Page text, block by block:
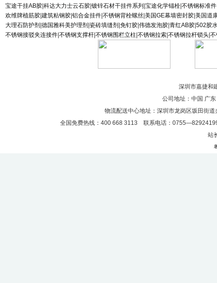
宝途干挂AB胶| 科达大力士云石胶| 镀锌石材干挂件系列 宝途化学锚栓| 不锈钢标准件
欢维牌植筋胶| 建筑粘钢胶| 铝合金挂件| 不锈钢背栓螺丝 美国GE幕墙密封胶| 美国道
大理石防护剂 德国雅科美护理剂 瓷砖填缝剂 免钉胶| 伟德发泡胶| 青红AB胶| 502胶
不锈钢接驳夹连接件| 不锈钢支撑杆| 不锈钢围栏立柱| 不锈钢拉索| 不锈钢拉杆锁头|
深圳市嘉捷和
公司地址：中国 广
物流配送中心地址：深圳市龙岗区坂田街
全国免费热线：400 668 3113 联系电话：
站